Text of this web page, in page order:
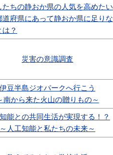
たちの静おか県の人気を高めたい
道府県にあって静おか県に足りな
？
災害の意識調査
伊豆半島ジオパークへ行こう
南から来た火山の贈りもの～
能との共同生活が実現する！？
～人工知能と私たちの未来～